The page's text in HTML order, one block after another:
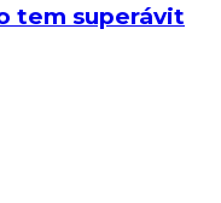
tem superávit